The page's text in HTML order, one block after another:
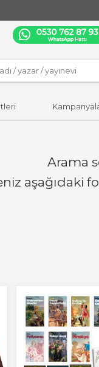
Arama
aşağıdaki